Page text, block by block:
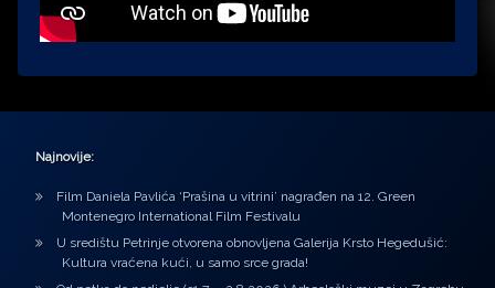
Najnovije:
Film Daniela Pavlića ‘Prašina u vitrini’ nagrađen na 12. Green
Montenegro International Film Festivalu
U središtu Petrinje otvorena obnovljena Galerija Krsto Hegedušić:
Kultura vraćena kući, u samo srce grada!